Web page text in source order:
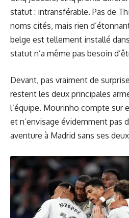
statut : intransférable. Pas de
noms cités, mais rien
belge est tellement installé
statut n’a même pas besoin
Devant, pas vraiment de
restent les deux principales
l’équipe. Mourinho compte sur
et n’envisage évidemment pas
aventure à Madrid sans ses